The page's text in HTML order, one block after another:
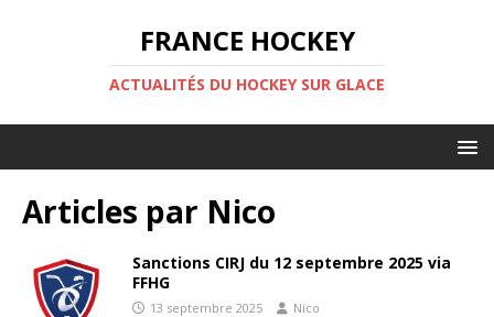
FRANCE HOCKEY
ACTUALITÉS DU HOCKEY SUR GLACE
Articles par Nico
Sanctions CIRJ du 12 septembre 2025 via
FFHG
13 septembre 2025 Nico